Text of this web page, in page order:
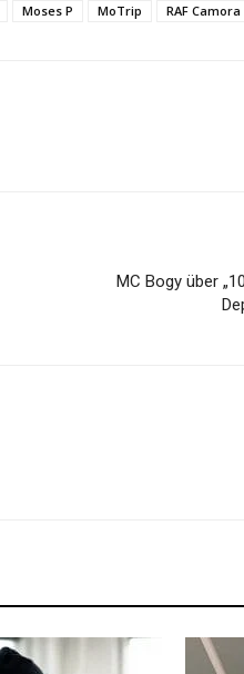
Moses P MoTrip RAF Camora
MC Bogy über